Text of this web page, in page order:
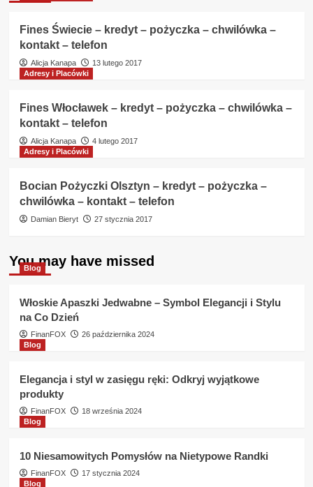
Fines Świecie – kredyt – pożyczka – chwilówka –
kontakt – telefon
Alicja Kanapa
13 lutego 2017
Adresy i Placówki
Fines Włocławek – kredyt – pożyczka – chwilówka –
kontakt – telefon
Alicja Kanapa
4 lutego 2017
Adresy i Placówki
Bocian Pożyczki Olsztyn – kredyt – pożyczka –
chwilówka – kontakt – telefon
Damian Bieryt 27 stycznia 2017
You may have missed
Blog
Włoskie Apaszki Jedwabne – Symbol Elegancji i Stylu
na Co Dzień
FinanFOX
26 października 2024
Blog
Elegancja i styl w zasięgu ręki: Odkryj wyjątkowe
produkty
FinanFOX
18 września 2024
Blog
10 Niesamowitych Pomysłów na Nietypowe Randki
FinanFOX
17 stycznia 2024
Blog